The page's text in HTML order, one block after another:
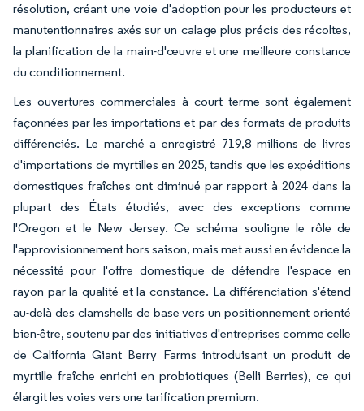
résolution, créant une voie d'adoption pour les producteurs et
manutentionnaires axés sur un calage plus précis des récoltes,
la planification de la main-d'œuvre et une meilleure constance
du conditionnement.
Les ouvertures commerciales à court terme sont également
façonnées par les importations et par des formats de produits
différenciés. Le marché a enregistré 719,8 millions de livres
d'importations de myrtilles en 2025, tandis que les expéditions
domestiques fraîches ont diminué par rapport à 2024 dans la
plupart des États étudiés, avec des exceptions comme
l'Oregon et le New Jersey. Ce schéma souligne le rôle de
l'approvisionnement hors saison, mais met aussi en évidence la
nécessité pour l'offre domestique de défendre l'espace en
rayon par la qualité et la constance. La différenciation s'étend
au-delà des clamshells de base vers un positionnement orienté
bien-être, soutenu par des initiatives d'entreprises comme celle
de California Giant Berry Farms introduisant un produit de
myrtille fraîche enrichi en probiotiques (Belli Berries), ce qui
élargit les voies vers une tarification premium.